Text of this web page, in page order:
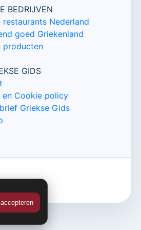
BEDRIJVEN
restaurants Nederland
goed Griekenland
producten
GIDS
en Cookie policy
Griekse Gids